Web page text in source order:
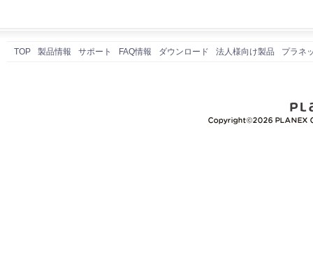
TOP 製品情報 サポート FAQ情報 ダウンロード 法人様向け製品 プラネ